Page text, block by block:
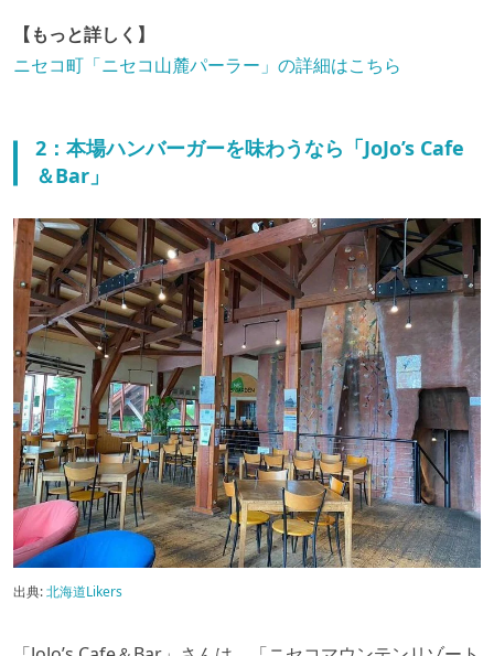
【もっと詳しく】
ニセコ町「ニセコ山麓パーラー」の詳細はこちら
2：本場ハンバーガーを味わうなら「JoJo’s Cafe
＆Bar」
出典:北海道Likers